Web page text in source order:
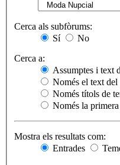
Cerca als subfòrums:
Sí
No
Cerca a:
Assumptes i text
Només el text del
Només títols de
Només la
Mostra els resultats com:
Entrades